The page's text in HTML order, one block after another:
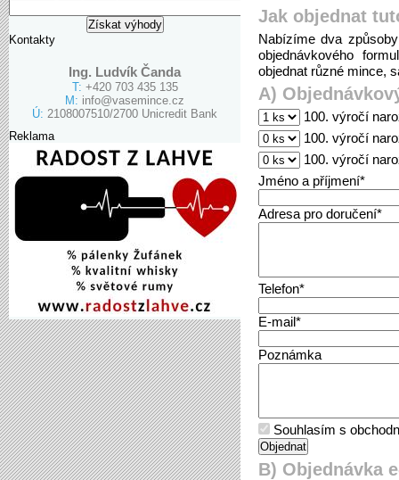
Kontakty
Ing. Ludvík Čanda
T: +420 703 435 135
M: info@vasemince.cz
Ú: 2108007510/2700 Unicredit Bank
Reklama
Jak objednat
Nabízíme dva
objednávkového
objednat různé mince,
A)
100. výročí
100. výročí
100. výročí
Jméno a příjmení*
Adresa pro doručení*
Telefon*
E-mail*
Poznámka
Souhlasím s
B) Objednávka